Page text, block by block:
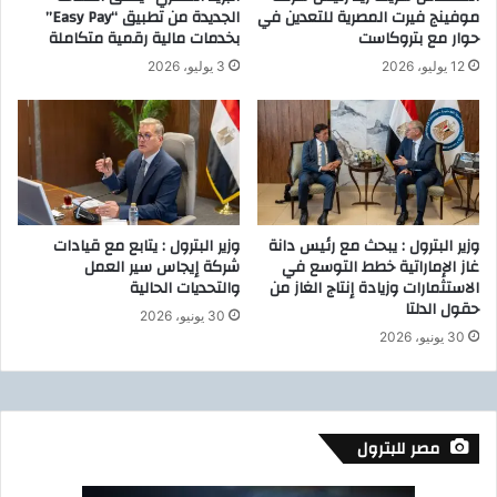
ب
ن
ي
ت
ح
ت
ي
ة
ل
ش
ؤ
و
ل
ط
ك
ز
ا
ل
ع
ل
ى
م
س
ت
و
ى
ج
م
موفينج فيرت المصرية للتعدين في
حوار مع بتروكاست
12 يوليو، 2026
الجديدة من تطبيق “Easy Pay”
بخدمات مالية رقمية متكاملة
3 يوليو، 2026
وزير البترول : يبحث مع رئيس دانة
غاز الإماراتية خطط التوسع في
الاستثمارات وزيادة إنتاج الغاز من
حقول الدلتا
30 يونيو، 2026
وزير البترول : يتابع مع قيادات
شركة إيجاس سير العمل
والتحديات الحالية
30 يونيو، 2026
مصر للبترول